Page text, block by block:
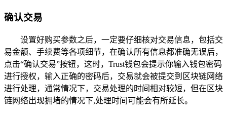
确认交易
设置好购买参数之后，一定要仔细核对交易信息，包括交
易金额、手续费等各项细节，在确认所有信息都准确无误后，
点击“确认交易”按钮，这时，Trust钱包会提示你输入钱包密码
进行授权，输入正确的密码后，交易就会被提交到区块链网络
进行处理，通常情况下，交易处理的时间相对较短，但在区块
链网络出现拥堵的情况下,处理时间可能会有所延长。